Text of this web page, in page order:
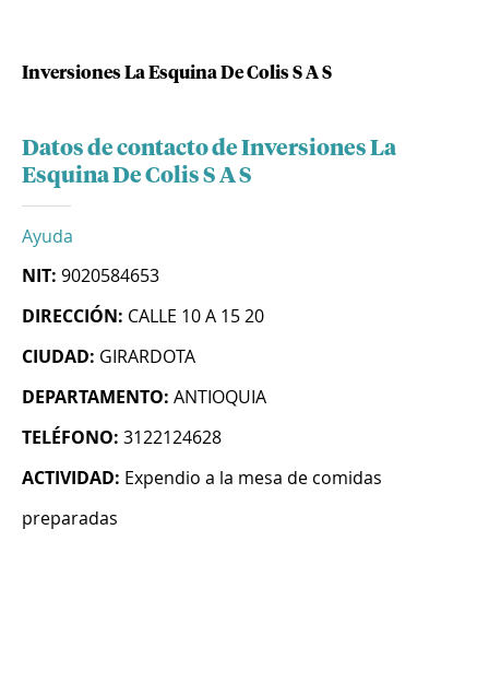
Inversiones La Esquina De Colis S A S
Datos de contacto de Inversiones La
Esquina De Colis S A S
Ayuda
NIT: 9020584653
DIRECCIÓN: CALLE 10 A 15 20
CIUDAD: GIRARDOTA
DEPARTAMENTO: ANTIOQUIA
TELÉFONO: 3122124628
ACTIVIDAD: Expendio a la mesa de comidas
preparadas